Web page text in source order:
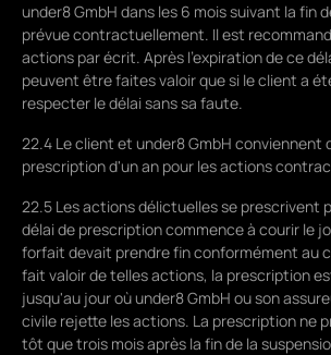
under8 GmbH dans les 6 mois suivant la fin
prévue contractuellement. Il est
actions par écrit. Après l'expiration de ce
peuvent être faites valoir que si le client a
respecter le délai sans sa faute.
22.4 Le client et under8 GmbH conviennent
prescription d'un an pour les actions
22.5 Les actions délictuelles se prescrivent
délai de prescription commence à courir le
forfait devait prendre fin conformément au
fait valoir de telles actions, la prescription
jusqu'au jour où under8 GmbH ou son
civile rejette les actions. La prescription ne
tôt que trois mois après la fin de la